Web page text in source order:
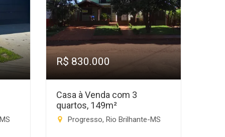
R$ 830.000
Casa à Venda com 3
quartos, 149m²
Progresso, Rio Brilhante-MS